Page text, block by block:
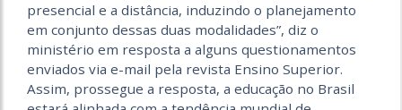
presencial e a distância, induzindo o planejamento
em conjunto dessas duas modalidades”, diz o
ministério em resposta a alguns questionamentos
enviados via e-mail pela revista Ensino Superior.
Assim, prossegue a resposta, a educação no Brasil